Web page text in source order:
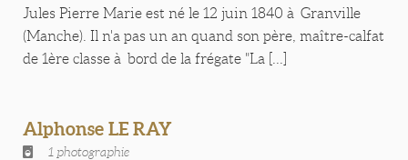
Jules Pierre Marie est né le 12 juin 1840 à Granville
(Manche). Il n'a pas un an quand son père, maître-calfat
de 1ère classe à bord de la frégate "La [...]
Alphonse LE RAY
1 photographie